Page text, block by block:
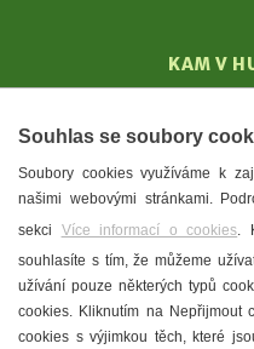
KAM V
T. G.
Městské
Souhlas se soubory
Soubory cookies využíváme k
našimi webovými stránkami.
sekci Více informací o cookies.
souhlasíte s tím, že můžeme
užívání pouze některých typů
cookies. Kliknutím na Nepřijmout
cookies s výjimkou těch, které